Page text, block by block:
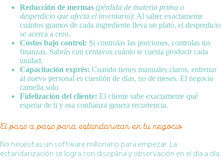
Reducción de mermas (pérdida de materia prima o
desperdicio que afecta el inventario): Al saber exactamente
cuántos gramos de cada ingrediente lleva un plato, el desperdicio
se acerca a cero.
Costos bajo control: Si controlas las porciones, controlas tus
finanzas. Sabrás con centavos cuánto te cuesta producir cada
unidad.
Capacitación exprés: Cuando tienes manuales claros, entrenar
al nuevo personal es cuestión de días, no de meses. El negocio
camella solo.
Fidelización del cliente: El cliente sabe exactamente qué
esperar de ti y esa confianza genera recurrencia.
El paso a paso para estandarizar en tu negocio
No necesitas un software millonario para empezar. La
estandarización se logra con disciplina y observación en el día a día.